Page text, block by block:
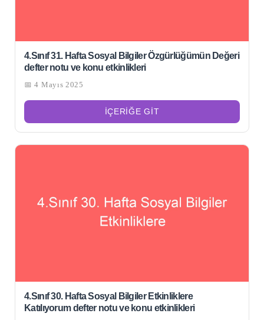
4.Sınıf 31. Hafta Sosyal Bilgiler Özgürlüğümün Değeri
defter notu ve konu etkinlikleri
📅 4 Mayıs 2025
İÇERIĞE GIT
4.Sınıf 30. Hafta Sosyal Bilgiler Etkinliklere
Katılıyorum defter notu ve konu etkinlikleri